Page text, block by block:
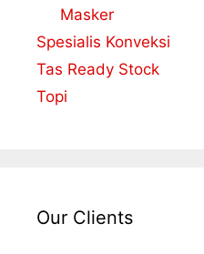
Masker
Spesialis Konveksi
Tas Ready Stock
Topi
Our Clients